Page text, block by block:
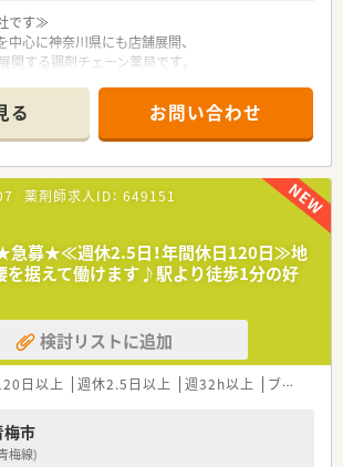
です≫
心に神奈川県にも店舗展開、
開する調剤チェーン薬局です。
者様に向き合える環境を整えています。
バランス・福利厚生≫
日以上、有給休暇も取得しやすい環境です！
得者は多数、復帰率も90％以上です！
・キャリアアップ≫
部を持ち、中途を含む新入社員研修を実施してい
働く方が兼任しているため、実践で役立つ知識を
なく、ディスカッションなど実践形式での研修も実
インプット・アウトプットできるような環境があり
でも3か月間の研修があり、企業風土ややり方な
修、階層別研修、オープン型勉強会、グループ内学術
制度も充実しています。
る お問い合わせ
薬剤師求人ID： 649151
★急募★≪週休2.5日！年間休日120日≫地
を据えて働けます♪駅より徒歩1分の好
検討リストに追加
日以上 週休2.5日以上 週32h以上 ブランク可
梅市
梅線)